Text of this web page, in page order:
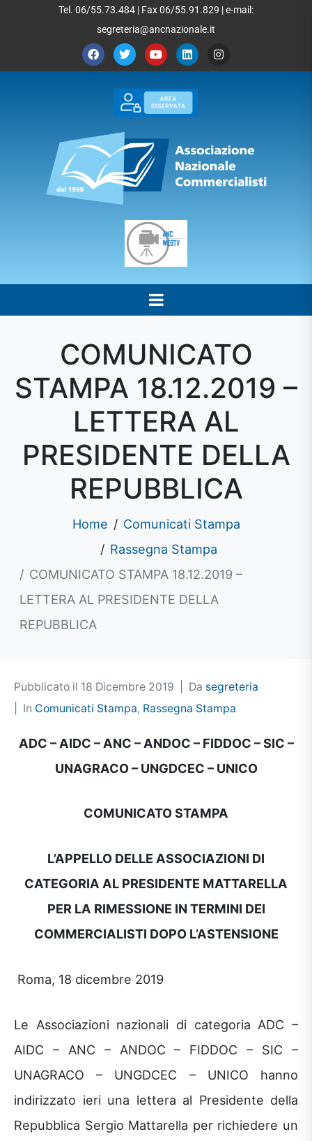
Tel. 06/55.73.484 | Fax 06/55.91.829 | e-mail:
segreteria@ancnazionale.it
COMUNICATO
STAMPA 18.12.2019 –
LETTERA AL
PRESIDENTE DELLA
REPUBBLICA
Home
Comunicati Stampa
Rassegna Stampa
COMUNICATO STAMPA 18.12.2019 –
LETTERA AL PRESIDENTE DELLA
REPUBBLICA
Pubblicato il 18 Dicembre 2019 Da segreteria
In Comunicati Stampa, Rassegna Stampa
ADC – AIDC – ANC – ANDOC – FIDDOC – SIC –
UNAGRACO – UNGDCEC – UNICO
COMUNICATO STAMPA
L’APPELLO DELLE ASSOCIAZIONI DI
CATEGORIA AL PRESIDENTE MATTARELLA
PER LA RIMESSIONE IN TERMINI DEI
COMMERCIALISTI DOPO L’ASTENSIONE
Roma, 18 dicembre 2019
Le Associazioni nazionali di categoria ADC –
AIDC – ANC – ANDOC – FIDDOC – SIC –
UNAGRACO – UNGDCEC – UNICO hanno
indirizzato ieri una lettera al Presidente della
Repubblica Sergio Mattarella per richiedere un